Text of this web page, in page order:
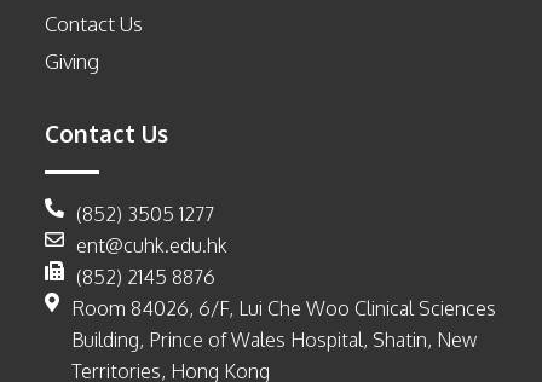
Contact Us
Giving
Contact Us
(852) 3505 1277
ent@cuhk.edu.hk
(852) 2145 8876
Room 84026, 6/F, Lui Che Woo Clinical Sciences
Building, Prince of Wales Hospital, Shatin, New
Territories, Hong Kong